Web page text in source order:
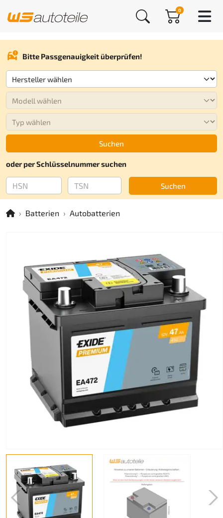
0
Bitte Passgenauigkeit überprüfen!
Suchen
oder per Schlüsselnummer suchen
Suchen
Batterien Autobatterien